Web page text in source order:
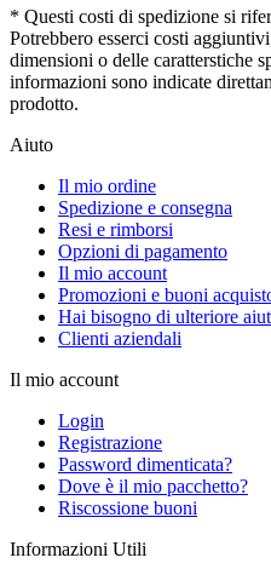
* Questi costi di spedizione si
Potrebbero esserci costi
dimensioni o delle caratterstiche
informazioni sono indicate
prodotto.
Aiuto
Il mio ordine
Spedizione e consegna
Resi e rimborsi
Opzioni di pagamento
Il mio account
Promozioni e buoni
Hai bisogno di ulteriore
Clienti aziendali
Il mio account
Login
Registrazione
Password dimenticata?
Dove è il mio pacchetto?
Riscossione buoni
Informazioni Utili